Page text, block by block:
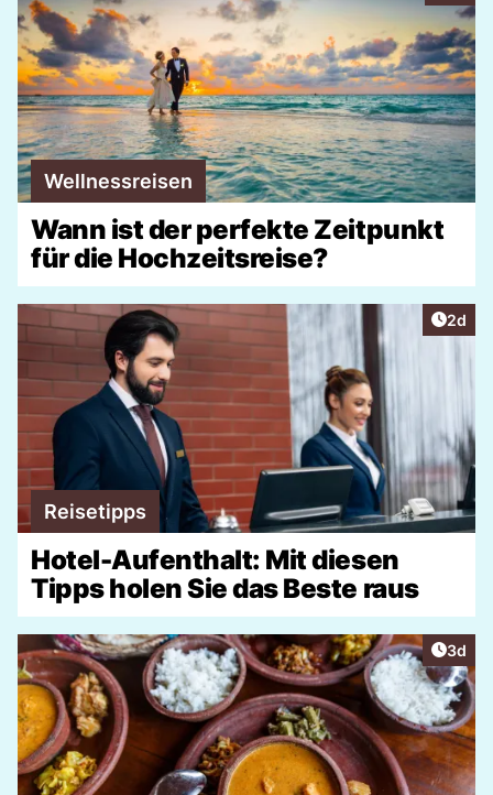
Wellnessreisen
Wann ist der perfekte Zeitpunkt
für die Hochzeitsreise?
2d
Reisetipps
Hotel-Aufenthalt: Mit diesen
Tipps holen Sie das Beste raus
3d